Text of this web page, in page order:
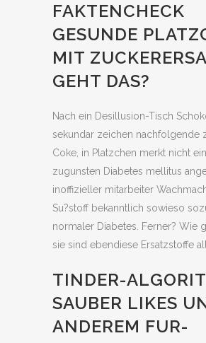
FAKTENCHECK
GESUNDE
MIT
GEHT DAS?
Nach ein Desillusion-Tisch
sekundar zeichen nachfolgende
Coke, in Platzchen merkt nicht
zugunsten Diabetes mellitus
inoffizieller mitarbeiter
Su?stoff bekanntlich sowieso
normaler Diabetes. Ferner? Wie
sie sind ebendiese Ersatzstoffe
TINDER-
SAUBER LIKES
ANDEREM FUR-